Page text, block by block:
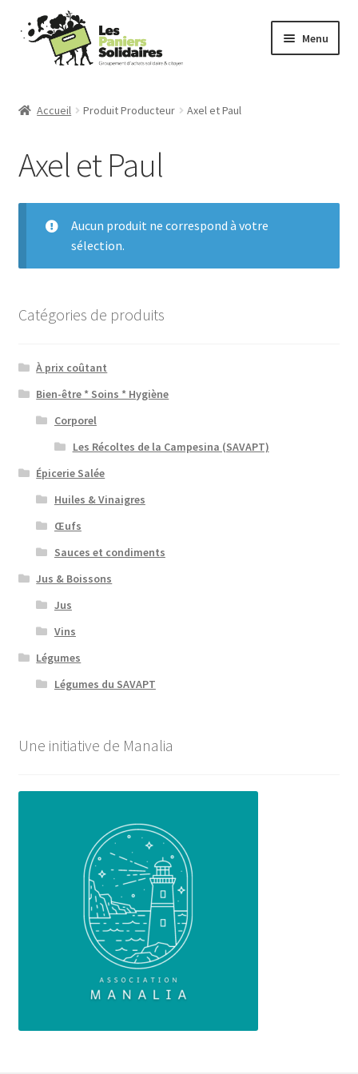
Aller
Aller
contenu
Menu
Mode d’emploi
Accueil Produit Producteur Axel et Paul
Axel et Paul
Aucun produit ne correspond à votre
sélection.
Catégories de produits
À prix coûtant
Bien-être * Soins * Hygiène
Corporel
Les Récoltes de la Campesina (SAVAPT)
Épicerie Salée
Huiles & Vinaigres
Œufs
Sauces et condiments
Jus & Boissons
Jus
Vins
Légumes
Légumes du SAVAPT
Une initiative de Manalia